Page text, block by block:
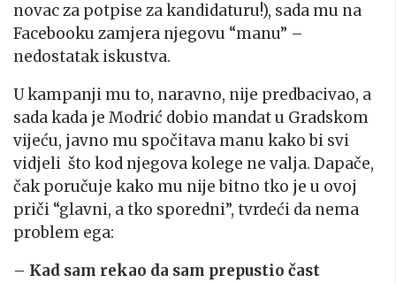
novac za potpise za kandidaturu!), sada mu na
Facebooku zamjera njegovu “manu” –
nedostatak iskustva.
U kampanji mu to, naravno, nije predbacivao, a
sada kada je Modrić dobio mandat u Gradskom
vijeću, javno mu spočitava manu kako bi svi
vidjeli što kod njegova kolege ne valja. Dapače,
čak poručuje kako mu nije bitno tko je u ovoj
priči “glavni, a tko sporedni”, tvrdeći da nema
problem ega:
– Kad sam rekao da sam prepustio čast